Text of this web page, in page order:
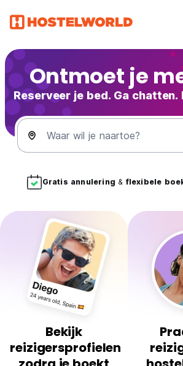
Ontmoet je
Reserveer je bed. Ga chatten.
Waar wil je naartoe?
Gratis annulering & flexibele
Bekijk
reizigersprofielen